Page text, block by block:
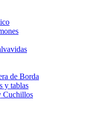
de Borda
y tablas
Cuchillos